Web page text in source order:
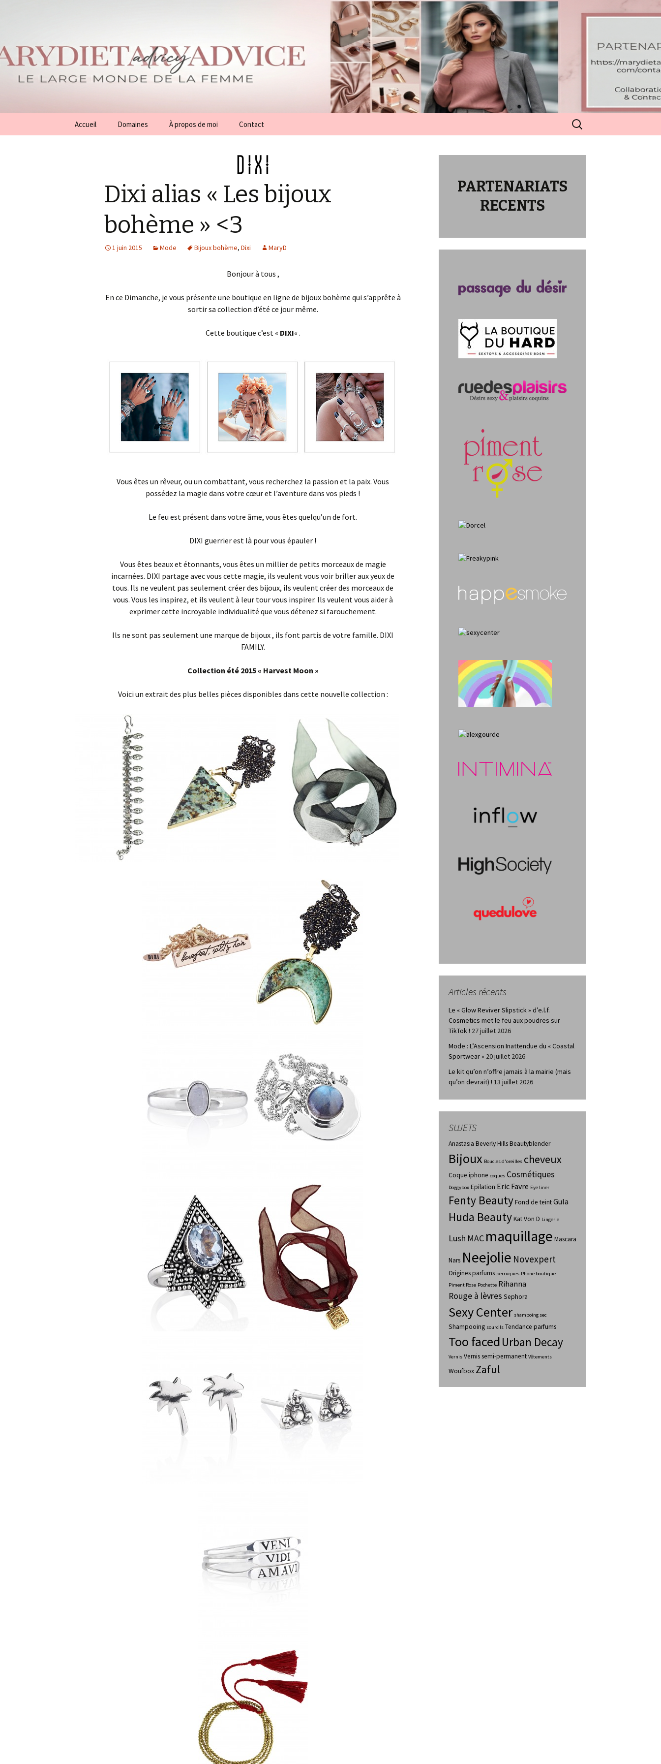
Accueil Domaines
Beauté
Mode
Accessoires
compagnons sur pattes
À propos de moi Contact
Rechercher :
Dixi alias « Les bijoux
bohème » <3
1 juin 2015 Mode Bijoux bohème, Dixi MaryD
Bonjour à tous ,
En ce Dimanche, je vous présente une boutique en ligne de bijoux bohème qui s’apprête à
sortir sa collection d’été ce jour même.
Cette boutique c’est « DIXI« .
Vous êtes un rêveur, ou un combattant, vous recherchez la passion et la paix. Vous
possédez la magie dans votre cœur et l’aventure dans vos pieds !
Le feu est présent dans votre âme, vous êtes quelqu’un de fort.
DIXI guerrier est là pour vous épauler !
Vous êtes beaux et étonnants, vous êtes un millier de petits morceaux de magie
incarnées. DIXI partage avec vous cette magie, ils veulent vous voir briller aux yeux de
tous. Ils ne veulent pas seulement créer des bijoux, ils veulent créer des morceaux de
vous. Vous les inspirez, et ils veulent à leur tour vous inspirer. Ils veulent vous aider à
exprimer cette incroyable individualité que vous détenez si farouchement.
Ils ne sont pas seulement une marque de bijoux , ils font partis de votre famille. DIXI
FAMILY.
Collection été 2015 « Harvest Moon »
Voici un extrait des plus belles pièces disponibles dans cette nouvelle collection :
PARTENARIATS
RECENTS
Articles récents
Le « Glow Reviver Slipstick » d’e.l.f.
Cosmetics met le feu aux poudres sur
TikTok ! 27 juillet 2026
Mode : L’Ascension Inattendue du « Coastal
Sportwear » 20 juillet 2026
Le kit qu’on n’offre jamais à la mairie (mais
qu’on devrait) ! 13 juillet 2026
SUJETS
Anastasia Beverly HillsBeautyblender
Bijoux Boucles d'oreilles cheveux
Coque iphone coques Cosmétiques
Doggybox Epilation Eric Favre Eye liner
Fenty BeautyFond de teintGula
Huda BeautyKat Von D Lingerie
Lush MAC maquillage Mascara
Nars Neejolie Novexpert
Origines parfums perruques Phone boutique
Piment Rose Pochette Rihanna
Rouge à lèvres Sephora
Sexy Center shampoing sec
Shampooing sourcils Tendance parfums
Too faced Urban Decay
Vernis Vernis semi-permanent Vêtements
Woufbox Zaful